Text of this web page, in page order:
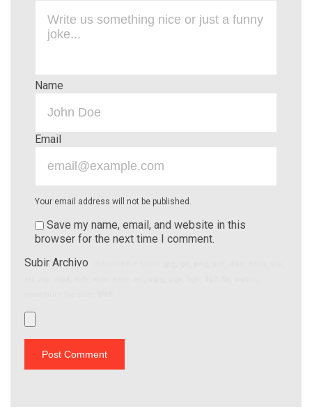
Name
Email
Your email address will not be published.
Save my name, email, and website in this
browser for the next time I comment.
Subir Archivo